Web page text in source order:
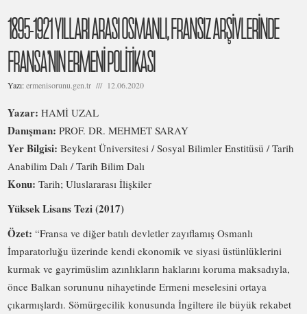
1895-1921 YILLARI ARASI OSMANLI, FRANSIZ ARŞİVLERİNDE
FRANSA’NIN ERMENİ POLİTİKASI
Yazı:ermenisorunu.gen.tr /// 12.06.2020
Yazar: HAMİ UZAL
Danışman: PROF. DR. MEHMET SARAY
Yer Bilgisi: Beykent Üniversitesi / Sosyal Bilimler Enstitüsü / Tarih
Anabilim Dalı / Tarih Bilim Dalı
Konu: Tarih; Uluslararası İlişkiler
Yüksek Lisans Tezi (2017)
Özet: “Fransa ve diğer batılı devletler zayıflamış Osmanlı
İmparatorluğu üzerinde kendi ekonomik ve siyasi üstünlüklerini
kurmak ve gayrimüslim azınlıkların haklarını koruma maksadıyla,
önce Balkan sorununu nihayetinde Ermeni meselesini ortaya
çıkarmışlardı. Sömürgecilik konusunda İngiltere ile büyük rekabet